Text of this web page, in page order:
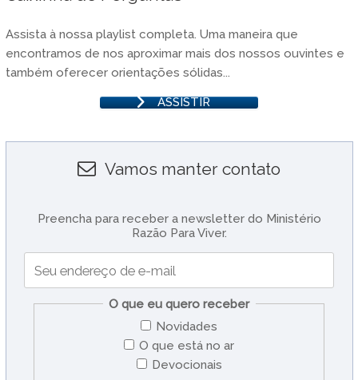
Assista à nossa playlist completa. Uma maneira que
encontramos de nos aproximar mais dos nossos ouvintes e
também oferecer orientações sólidas...
ASSISTIR
Vamos manter contato
Preencha para receber a newsletter do Ministério
Razão Para Viver.
O que eu quero receber
Novidades
O que está no ar
Devocionais